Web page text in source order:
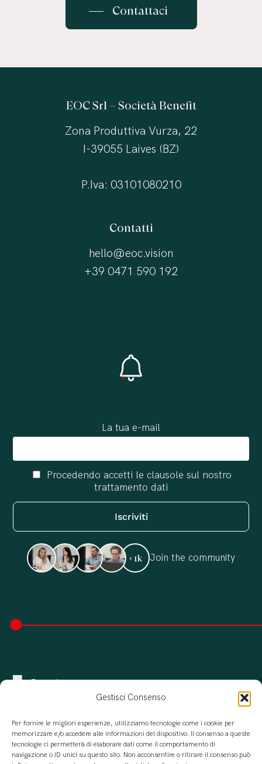
Gestisci Consenso
Per fornire le migliori esperienze, utilizziamo tecnologie come i cookie per
memorizzare e/o accedere alle informazioni del dispositivo. Il consenso a queste
tecnologie ci permetterà di elaborare dati come il comportamento di
navigazione o ID unici su questo sito. Non acconsentire o ritirare il consenso può
Contattaci
EOC Srl – Società Benefit
Zona Produttiva Vurza, 22
I-39055 Laives (BZ)
P.Iva: 03101080210
Contatti
hello@eoc.vision
+39 0471 590 192
La tua e-mail
Procedendo accetti le clausole sul nostro
trattamento dati
+1k Join the community